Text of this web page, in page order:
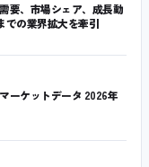
要、市場シェア、成長動
での業界拡大を牽引
ーケットデータ 2026年